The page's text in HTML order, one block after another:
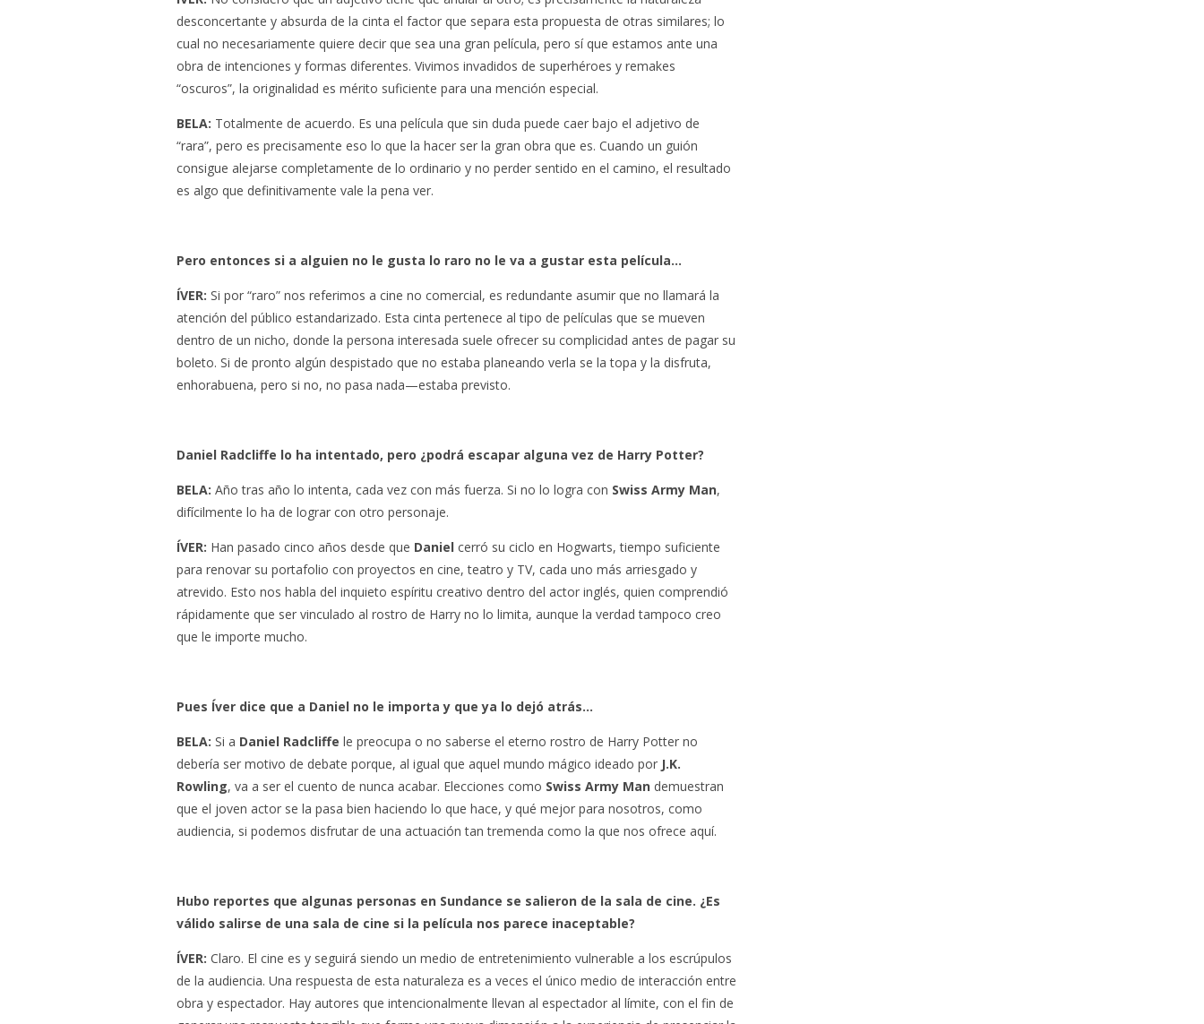
desconcertante y absurda de la cinta el factor que separa esta propuesta de otras similares; lo
cual no necesariamente quiere decir que sea una gran película, pero sí que estamos ante una
obra de intenciones y formas diferentes. Vivimos invadidos de superhéroes y remakes
“oscuros”, la originalidad es mérito suficiente para una mención especial.
BELA: Totalmente de acuerdo. Es una película que sin duda puede caer bajo el adjetivo de
“rara”, pero es precisamente eso lo que la hacer ser la gran obra que es. Cuando un guión
consigue alejarse completamente de lo ordinario y no perder sentido en el camino, el resultado
es algo que definitivamente vale la pena ver.
Pero entonces si a alguien no le gusta lo raro no le va a gustar esta película…
ÍVER: Si por “raro” nos referimos a cine no comercial, es redundante asumir que no llamará la
atención del público estandarizado. Esta cinta pertenece al tipo de películas que se mueven
dentro de un nicho, donde la persona interesada suele ofrecer su complicidad antes de pagar su
boleto. Si de pronto algún despistado que no estaba planeando verla se la topa y la disfruta,
enhorabuena, pero si no, no pasa nada—estaba previsto.
Daniel Radcliffe lo ha intentado, pero ¿podrá escapar alguna vez de Harry Potter?
BELA: Año tras año lo intenta, cada vez con más fuerza. Si no lo logra con Swiss Army Man,
difícilmente lo ha de lograr con otro personaje.
ÍVER: Han pasado cinco años desde que Daniel cerró su ciclo en Hogwarts, tiempo suficiente
para renovar su portafolio con proyectos en cine, teatro y TV, cada uno más arriesgado y
atrevido. Esto nos habla del inquieto espíritu creativo dentro del actor inglés, quien comprendió
rápidamente que ser vinculado al rostro de Harry no lo limita, aunque la verdad tampoco creo
que le importe mucho.
Pues Íver dice que a Daniel no le importa y que ya lo dejó atrás…
BELA: Si a Daniel Radcliffe le preocupa o no saberse el eterno rostro de Harry Potter no
debería ser motivo de debate porque, al igual que aquel mundo mágico ideado por J.K.
Rowling, va a ser el cuento de nunca acabar. Elecciones como Swiss Army Man demuestran
que el joven actor se la pasa bien haciendo lo que hace, y qué mejor para nosotros, como
audiencia, si podemos disfrutar de una actuación tan tremenda como la que nos ofrece aquí.
Hubo reportes que algunas personas en Sundance se salieron de la sala de cine. ¿Es
válido salirse de una sala de cine si la película nos parece inaceptable?
ÍVER: Claro. El cine es y seguirá siendo un medio de entretenimiento vulnerable a los escrúpulos
de la audiencia. Una respuesta de esta naturaleza es a veces el único medio de interacción entre
obra y espectador. Hay autores que intencionalmente llevan al espectador al límite, con el fin de